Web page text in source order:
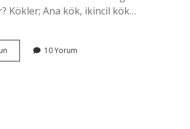
Kökler; Ana kök, ikincil kök…
Kökleri
10 Yorum